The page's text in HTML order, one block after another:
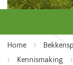
Home
Kennismaking